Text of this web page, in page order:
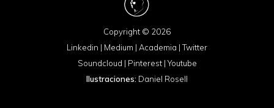
Copyright © 2026
Linkedin | Medium | Academia |Twitter
Soundcloud | Pinterest|Youtube
Ilustraciones: Daniel Rosell